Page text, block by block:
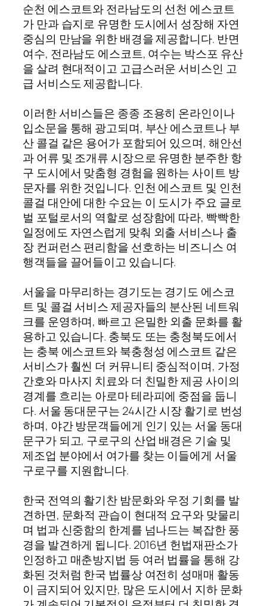
순천 에스코트와 전라남도의 선천 에스코트
가 만과 습지로 유명한 도시에서 성장해 자연
중심의 만남을 위한 배경을 제공합니다. 반면
여수, 전라남도 에스코트, 여수는 박스포 유산
을 살려 현대적이고 고급스러운 서비스인 고
급 서비스도 제공합니다.
이러한 서비스들은 종종 조용히 온라인이나
입소문을 통해 광고되며, 부산 에스코트나 부
산 콜걸 같은 용어가 포함되어 있으며, 해안선
과 어류 및 조개류 시장으로 유명한 분주한 항
구 도시에서 맞춤형 경험을 원하는 사이트 방
문자를 위한 것입니다. 인천 에스코트 및 인천
콜걸 대안에 대한 수요는 이 도시가 주요 글로
벌 포털로서의 역할로 성장함에 따라, 빡빡한
일정에도 자연스럽게 맞춰 외출 서비스나 출
장 컨퍼런스 편리함을 선호하는 비즈니스 여
행객들을 끌어들이고 있습니다.
서울을 마무리하는 경기도는 경기도 에스코
트 및 콜걸 서비스 제공자들의 분산된 네트워
크를 운영하며, 빠르고 은밀한 외출 문화를 활
용하고 있습니다. 충북도 또는 충청북도에서
는 충북 에스코트와 북충청성 에스코트 같은
서비스가 훨씬 더 커뮤니티 중심적이며, 가정
간호와 마사지 치료와 더 친밀한 제공 사이의
경계를 흐리는 아로마 테라피에 중점을 둡니
다. 서울 동대문구는 24시간 시장 활기로 번성
하며, 야간 방문객들에게 인기 있는 서울 동대
문구가 되고, 구로구의 산업 배경은 기술 및
제조업 분야에서 여가를 찾는 이들에게 서울
구로구를 지원합니다.
한국 전역의 활기찬 밤문화와 우정 기회를 발
견하면, 문화적 관습이 현대적 요구와 맞물리
며 법과 신중함의 한계를 넘나드는 복잡한 풍
경을 발견하게 됩니다. 2016년 헌법재판소가
인정하고 매춘방지법 등 여러 법률을 통해 강
화된 것처럼 한국 법률상 여전히 성매매 활동
이 금지되어 있지만, 많은 도시에서 지하 문화